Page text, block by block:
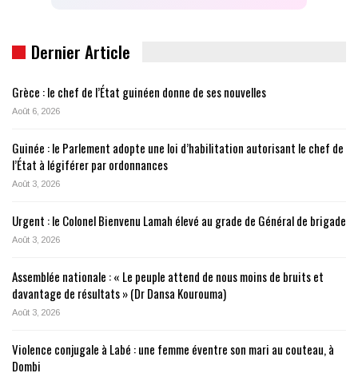
Dernier Article
Grèce : le chef de l’État guinéen donne de ses nouvelles
Août 6, 2026
Guinée : le Parlement adopte une loi d’habilitation autorisant le chef de
l’État à légiférer par ordonnances
Août 3, 2026
Urgent : le Colonel Bienvenu Lamah élevé au grade de Général de brigade
Août 3, 2026
Assemblée nationale : « Le peuple attend de nous moins de bruits et
davantage de résultats » (Dr Dansa Kourouma)
Août 3, 2026
Violence conjugale à Labé : une femme éventre son mari au couteau, à
Dombi